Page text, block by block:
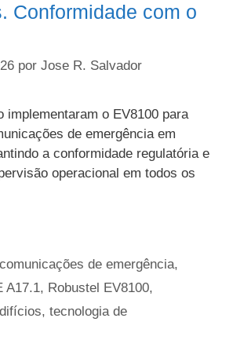
Conformidade com o
por Jose R. Salvador
implementaram o EV8100 para
de emergência em
a conformidade regulatória e
operacional em todos os
comunicações de emergência,
A17.1, Robustel EV8100,
, tecnologia de